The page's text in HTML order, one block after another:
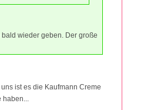
wieder geben. Der große
ist es die Kaufmann Creme
haben...